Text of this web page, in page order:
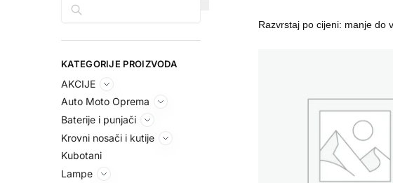
KATEGORIJE PROIZVODA
AKCIJE
Auto Moto Oprema
Baterije i punjači
Krovni nosači i kutije
Kubotani
Lampe